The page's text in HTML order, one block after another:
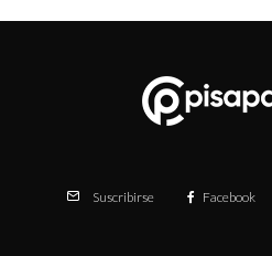
Suscribirse Facebook